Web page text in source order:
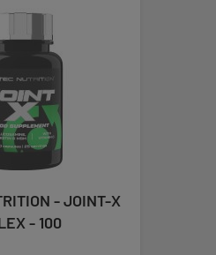
SCITEC NUTRITION - 100%
CASEIN COMPLEX -